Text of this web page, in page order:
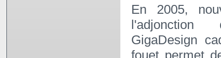
En 2005,
l'adjonction
GigaDesign
fouet permet